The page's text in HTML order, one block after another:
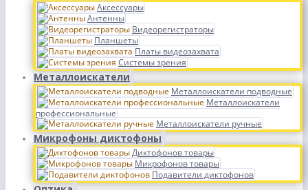
Аксессуары
Антенны
Видеорегистраторы
Планшеты
Платы видеозахвата
Системы зрения
Металлоискатели
Металлоискатели подводные
Металлоискатели
профессиональные
Металлоискатели ручные
Микрофоны диктофоны
Диктофонов товары
Микрофонов товары
Подавители диктофонов